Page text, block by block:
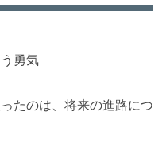
勇気
たのは、将来の進路につ